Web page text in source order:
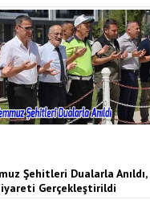
Şehitleri Dualarla Anıldı,
Gerçekleştirildi